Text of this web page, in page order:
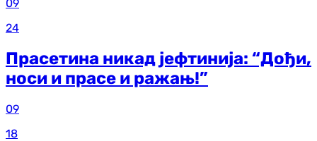
09
24
Прасетина никад јефтинија: “Дођи,
носи и прасе и ражањ!”
09
18